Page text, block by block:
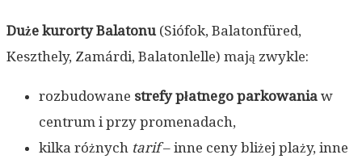
Duże kurorty Balatonu (Siófok, Balatonfüred,
Keszthely, Zamárdi, Balatonlelle) mają zwykle:
rozbudowane strefy płatnego parkowania w
centrum i przy promenadach,
kilka różnych tarif– inne ceny bliżej plaży, inne